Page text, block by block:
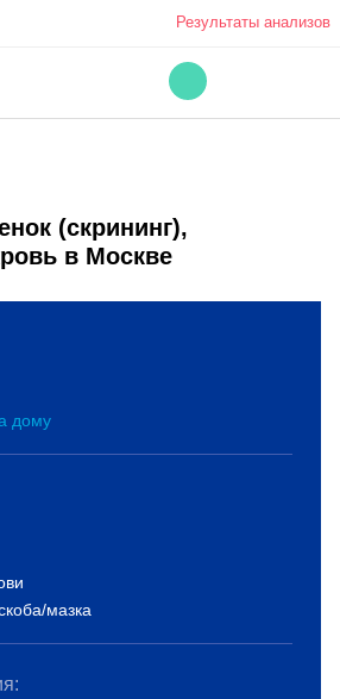
Результаты анализов
(скрининг),
в Москве
дому
мазка